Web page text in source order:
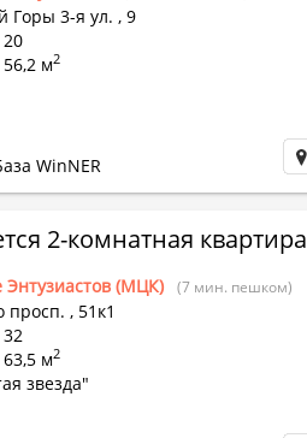
Горы 3-я ул. , 9
м2
WinNER
2-комнатная квартира
Энтузиастов (МЦК) (7 мин. пешком)
просп. , 51к1
м2
звезда"